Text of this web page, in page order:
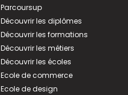
Parcoursup
Découvrir les diplômes
Découvrir les formations
Découvrir les métiers
Découvrir les écoles
Ecole de commerce
Ecole de design